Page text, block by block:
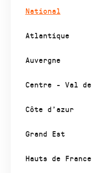
National
Atlantique
Auvergne
Centre - Val
Côte d’azur
Grand Est
Hauts de France